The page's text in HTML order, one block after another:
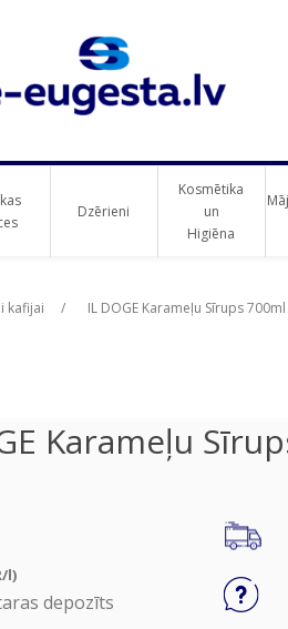
Dzērieni
Kosmētika
un
Higiēna
kafijai / IL DOGE Karameļu Sīrups 700ml
Karameļu
l)
depozīts